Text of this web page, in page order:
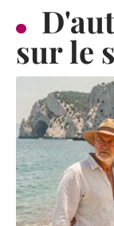
sur le